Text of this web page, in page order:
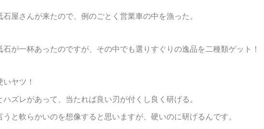
屋さんが来たので、例のごとく営業車の中を漁った。
石が一杯あったのですが、その中でも選りすぐりの逸品を二種類ゲット！
ヤツ！
ハズレがあって、当たれば良い刃が付くし良く研げる。
うと軟らかいのを想像すると思いますが、硬いのに研げるんです。